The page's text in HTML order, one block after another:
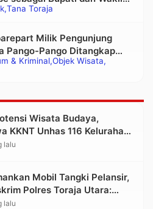
Tana Toraja
Terpilih
& Kriminal Objek Wisata
Milik Pengunjung
Pango-Pango Ditangkap
Wisata Budaya,
KKNT Unhas 116 Kelurahan
Utara Pasang Papan
lalu
Mobil Tangki Pelansir,
Polres Toraja Utara:
Berjalan Transparan
lalu